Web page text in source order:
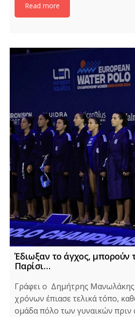
Read more
Έδιωξαν το άγχος, μπορούν
Παρίσι…
Γράφει ο Δημήτρης
χρόνων έπιασε τελικά τόπο,
ομάδα πόλο των γυναικών πριν